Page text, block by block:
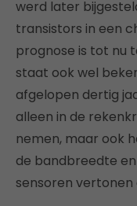
werd later
transistors in een
prognose is tot nu
staat ook wel
afgelopen dertig
alleen in de
nemen, maar ook
de bandbreedte
sensoren vertonen